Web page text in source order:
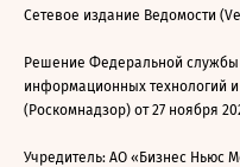
Сетевое издание Ведомости
Решение Федеральной
информационных технологий
(Роскомнадзор) от 27 ноября
Учредитель: АО «Бизнес Ньюс